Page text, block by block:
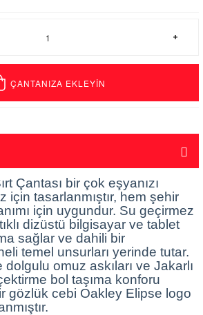
ÇANTANIZA EKLEYİN
Çantası bir çok eşyanızı
için tasarlanmıştır, hem şehir
için uygundur. Su geçirmez
dizüstü bilgisayar ve tablet
sağlar ve dahili bir
temel unsurları yerinde tutar.
omuz askıları ve Jakarlı
bol taşıma konforu
gözlük cebi Oakley Elipse logo